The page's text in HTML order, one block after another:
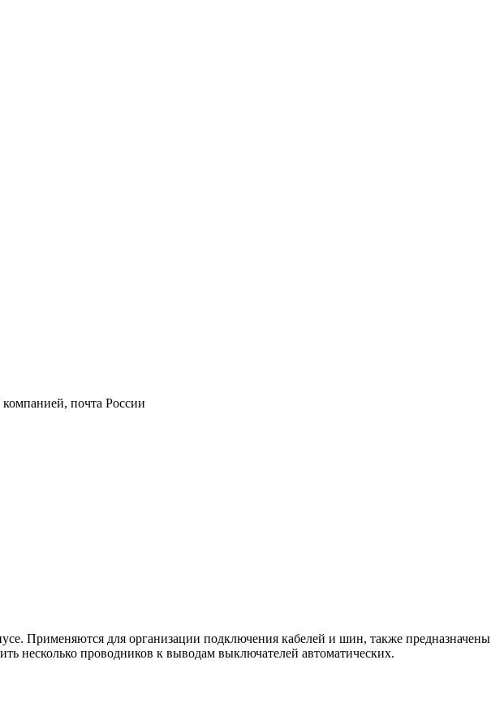
почта России
Применяются для организации подключения кабелей и шин, также предназначены
несколько проводников к выводам выключателей автоматических.